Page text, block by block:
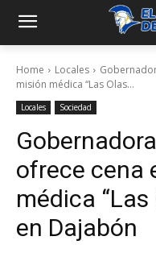
Home Locales
misión médica “Las Olas...
Locales Sociedad
ofrece cena
médica “Las
en Dajabón